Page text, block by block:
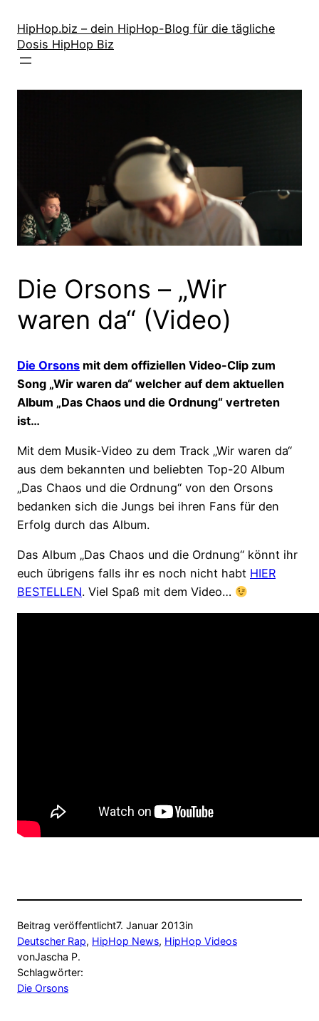
Inhalt
springen
HipHop.biz – dein HipHop-Blog für die tägliche
Dosis HipHop Biz
Die Orsons – „Wir
waren da“ (Video)
Die Orsons mit dem offiziellen Video-Clip zum
Song „Wir waren da“ welcher auf dem aktuellen
Album „Das Chaos und die Ordnung“ vertreten
ist…
Mit dem Musik-Video zu dem Track „Wir waren da“
aus dem bekannten und beliebten Top-20 Album
„Das Chaos und die Ordnung“ von den Orsons
bedanken sich die Jungs bei ihren Fans für den
Erfolg durch das Album.
Das Album „Das Chaos und die Ordnung“ könnt ihr
euch übrigens falls ihr es noch nicht habt HIER
BESTELLEN. Viel Spaß mit dem Video…
Beitrag veröffentlicht7. Januar 2013in
Deutscher Rap, HipHop News, HipHop Videos
vonJascha P.
Schlagwörter:
Die Orsons